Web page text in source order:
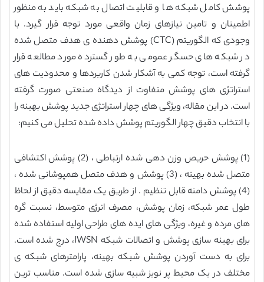
پوشش کامل شبکه ها و قابلیت اتصال به شبکه باید به منظور
اطمینان و تامین نیازهای زمان واقعی مورد توجه قرار گیرد. با
وجودی که الگوریتم (CTC) پوشش دهنده ی هدف متصل شده
در شبکه های حسگر عمومی به طور گسترده مورد مطالعه قرار
گرفته است، توجه کمی به آشکار شدن کاربردها و محدودیت های
استراتژی های پوشش متفاوت از دیدگاه صنعتی صورت گرفته
است. در این مقاله، ویژگی های چهار استراتژی جدید پوشش بهینه را
با انتخاب دقیق چهار الگوریتم پوشش داده شده تحلیل می کنیم:
(1) پوشش حریص وزن دهی شده ارتباطی ، (2) پوشش اکتشافی
متصل شده بهینه ، (3) پوشش و هدف متصل همپوشانی شده ،
(4) پوشش دامنه قابل تنظیم . از طریق یک مقایسه دقیق از لحاظ
طول عمر شبکه، زمان پوشش، مصرف انرژی متوسط، نسبت گره
های مرده و غیره، ویژگی های ایده های طراحی اولیه استفاده شده
برای بهینه سازی پوشش و اتصالات شبکه IWSN، درج شده است.
برای به دست آوردن پوشش شبکه بهینه، پارامترهای شبکه ی
مختلف در یک محیط پر نویز شبیه سازی شده است. مناسب ترین